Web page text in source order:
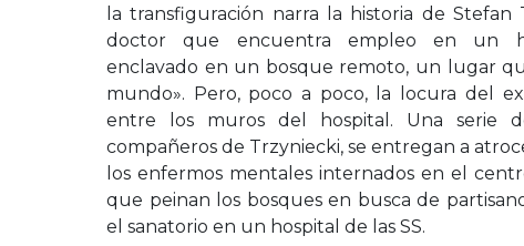
la transfiguración narra la historia de Stefan
doctor que encuentra empleo en un
enclavado en un bosque remoto, un lugar
mundo». Pero, poco a poco, la locura del
entre los muros del hospital. Una serie
compañeros de Trzyniecki, se entregan a
los enfermos mentales internados en el
que peinan los bosques en busca de
el sanatorio en un hospital de las SS.